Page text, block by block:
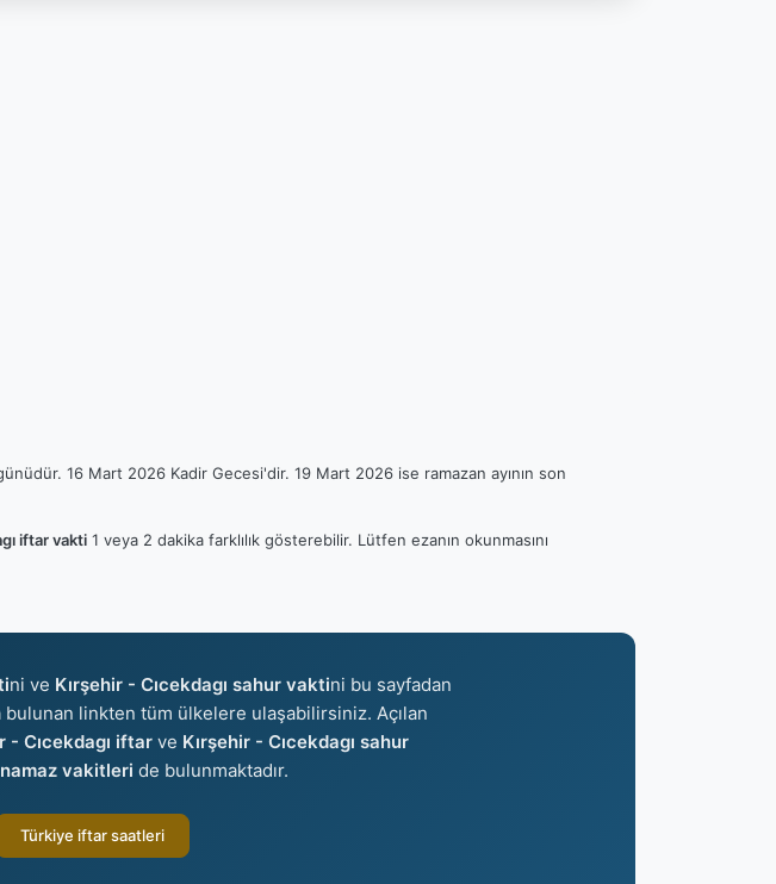
16 Mart 2026 Kadir Gecesi'dir. 19 Mart 2026 ise ramazan ayının son
iftar vakti 1 veya 2 dakika farklılık gösterebilir. Lütfen ezanın okunmasını
ni ve Kırşehir - Cıcekdagı sahur vaktini bu sayfadan
linkten tüm ülkelere ulaşabilirsiniz. Açılan
- Cıcekdagı iftarve Kırşehir - Cıcekdagı sahur
namaz vakitleri de bulunmaktadır.
Türkiye iftar saatleri